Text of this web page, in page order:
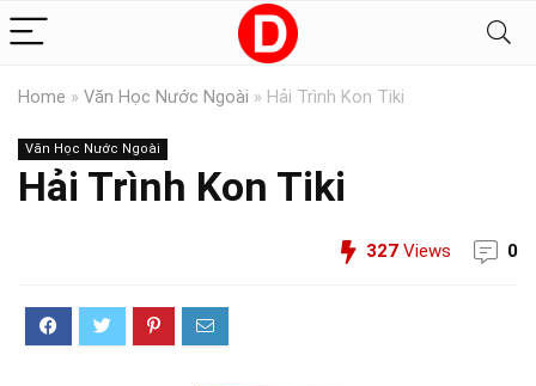
Home » Văn Học Nước Ngoài » Hải Trình Kon Tiki
Văn Học Nước Ngoài
Hải Trình Kon Tiki
327 Views 0